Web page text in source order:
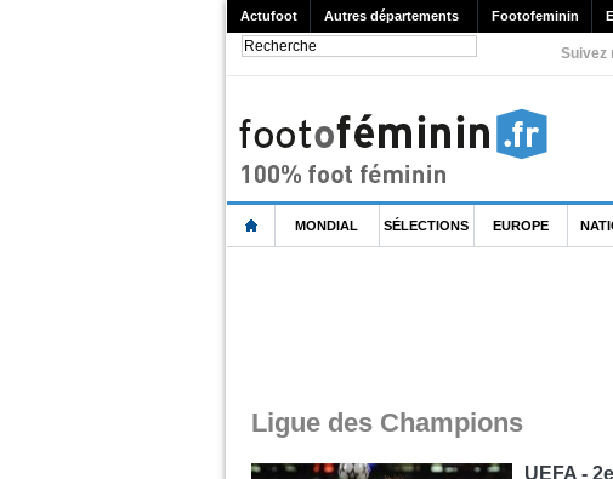
Actufoot Autres départements Footofeminin
Suivez
MONDIAL SÉLECTIONS EUROPE
Ligue des Champions
UEFA -